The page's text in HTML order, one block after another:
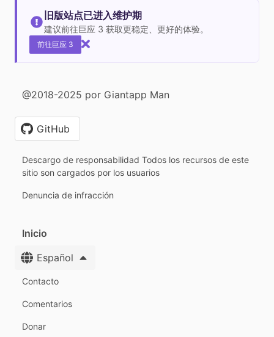
旧版站点已进入维护期
建议前往巨应 3 获取更稳定、更好的体验。
前往巨应 3
@2018-2025 por Giantapp Man
GitHub
Descargo de responsabilidad Todos los recursos de este
sitio son cargados por los usuarios
Denuncia de infracción
Inicio
Español
Contacto
Comentarios
Donar